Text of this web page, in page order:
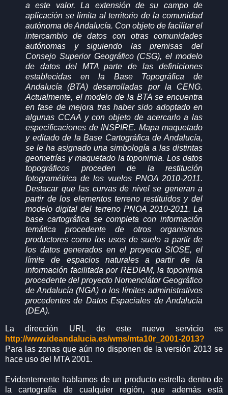
a este valor. La extensión de su campo de
aplicación se limita al territorio de la comunidad
autónoma de Andalucía. Con objeto de facilitar el
intercambio de datos con otras comunidades
autónomas y siguiendo las premisas del
Consejo Superior Geográfico (CSG), el modelo
de datos del MTA parte de las definiciones
establecidas en la Base Topográfica de
Andalucía (BTA) desarrolladas por la CENG.
Actualmente, el modelo de la BTA se encuentra
en fase de mejora tras haber sido adoptado en
algunas CCAA y con objeto de acercarlo a las
especificaciones de INSPIRE. Mapa maquetado
y editado de la Base Cartográfica de Andalucía,
se le ha asignado una simbología a las distintas
geometrías y maquetado la toponimia. Los datos
topográficos proceden de la restitución
fotogramétrica de los vuelos PNOA 2010-2011.
Destacar que las curvas de nivel se generan a
partir de los elementos terreno restituidos y del
modelo digital del terreno PNOA 2010-2011. La
base cartográfica se completa con información
temática procedente de otros organismos
productores como los usos de suelo a partir de
los datos generados en el proyecto SIOSE, el
límite de espacios naturales a partir de la
información facilitada por REDIAM, la toponimia
procedente del proyecto Nomenclátor Geográfico
de Andalucía (NGA) o los límites administrativos
procedentes de Datos Espaciales de Andalucía
(DEA).
La dirección URL de este nuevo servicio es
http://www.ideandalucia.es/wms/mta10r_2001-2013?
Para las zonas que aún no disponen de la versión 2013 se
hace uso del MTA 2001.
Evidentemente hablamos de un producto estrella dentro de
la cartografía de cualquier región, que además está